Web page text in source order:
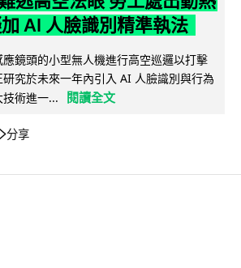
AI 人臉識別精準執法
鏡頭的小型無人機進行高空巡邏以打擊
究於未來一年內引入 AI 人臉識別與行為
術進一...
閱讀全文
分享